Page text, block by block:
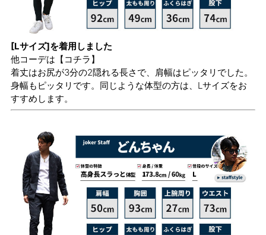
[Lサイズ]を着用しました
他コーデは 【コチラ】
着丈はお尻が3分の2隠れる長さで、肩幅はピッタリでした。
身幅もピッタリです。同じような体型の方は、Lサイズをお
すすめします。